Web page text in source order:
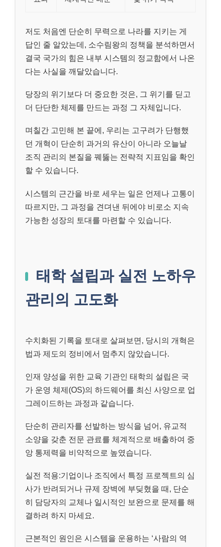
저도 처음엔 단순히 무력으로 나라를 지키는 게
답인 줄 알았는데, 소수림왕의 정책을 분석하면서
결국 국가의 힘은 내부 시스템의 정교함에서 나온
다는 사실을 깨달았습니다.
당장의 위기보다 더 중요한 것은, 그 위기를 딛고
더 단단한 체제를 만드는 과정 그 자체입니다.
며칠간 고민해 본 끝에, 우리는 고구려가 단행했
던 개혁이 단순히 과거의 유산이 아니라 오늘날
조직 관리의 본질을 꿰뚫는 전략적 지표임을 확인
할 수 있습니다.
시스템의 근간을 바로 세우는 일은 언제나 고통이
따르지만, 그 과정을 견뎌낸 뒤에야 비로소 지속
가능한 성장의 토대를 마련할 수 있습니다.
태학 설립과 실전 노하우
관리의 고도화
수치화된 기록을 토대로 살펴보면, 당시의 개혁은
법과 제도의 정비에서 멈추지 않았습니다.
인재 양성을 위한 교육 기관인 태학의 설립은 국
가 운영 체제(OS)의 하드웨어를 최신 사양으로 업
그레이드하는 과정과 같습니다.
단순히 관리자를 선발하는 방식을 넘어, 유교적
소양을 갖춘 전문 관료를 체계적으로 배출하여 중
앙 통제력을 비약적으로 높였습니다.
실전 적용:기업이나 조직에서 특정 프로젝트의 심
사가 반려되거나 규제 장벽에 부딪혔을 때, 단순
히 담당자의 교체나 일시적인 보완으로 문제를 해
결하려 하지 마세요.
근본적인 원인은 시스템을 운용하는 ‘사람의 역